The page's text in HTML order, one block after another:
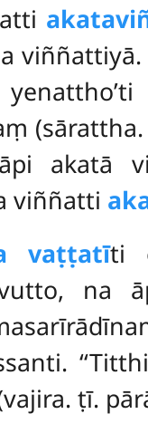
(sārattha.
akatā
viññatti
vaṭṭatīti
na
ṭī.